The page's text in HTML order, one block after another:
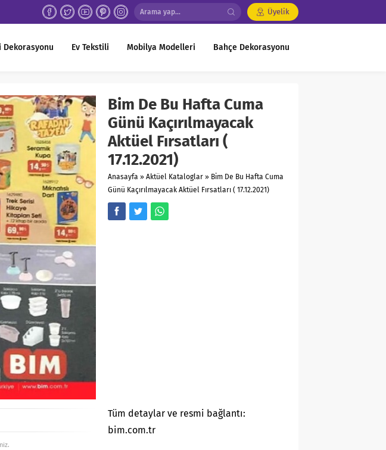
Üyelik
Dekorasyonu Ev Tekstili Mobilya Modelleri Bahçe Dekorasyonu
Bim De Bu Hafta Cuma
Günü Kaçırılmayacak
Aktüel Fırsatları (
17.12.2021)
Anasayfa » Aktüel Kataloglar » Bim De Bu Hafta Cuma
Günü Kaçırılmayacak Aktüel Fırsatları ( 17.12.2021)
Tüm detaylar ve resmi bağlantı:
bim.com.tr